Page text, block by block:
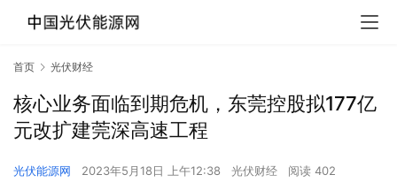
首页 光伏财经
核心业务面临到期危机，东莞控股拟177亿
元改扩建莞深高速工程
光伏能源网 2023年5月18日 上午12:38 光伏财经 阅读 402